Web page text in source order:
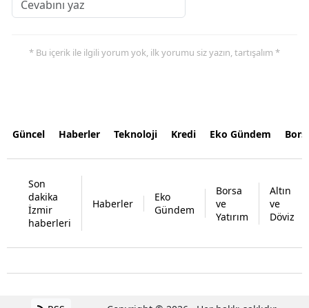
* Bu içerik ile ilgili yorum yok, ilk yorumu siz yazın, tartışalım *
Güncel Haberler Teknoloji Kredi Eko Gündem
Son
dakika
İzmir
haberleri
Haberler
Eko
Gündem
Borsa
ve
Yatırım
Altın
ve
Döviz